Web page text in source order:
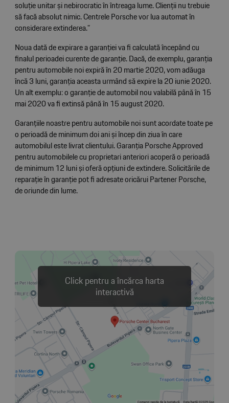
soluție unitar și nebirocratic în întreaga lume. Clienții nu trebuie
să facă absolut nimic. Centrele Porsche vor lua automat în
considerare extinderea.”
Noua dată de expirare a garanției va fi calculată începând cu
finalul perioadei curente de garanție. Dacă, de exemplu, garanția
pentru automobile noi expiră în 20 martie 2020, vom adăuga
încă 3 luni, garanția aceasta urmând să expire la 20 iunie 2020.
Un alt exemplu: o garanție de automobil nou valabilă până în 15
mai 2020 va fi extinsă până în 15 august 2020.
Garanțiile noastre pentru automobile noi sunt acordate toate pe
o perioadă de minimum doi ani și încep din ziua în care
automobilul este livrat clientului. Garanția Porsche Approved
pentru automobilele cu proprietari anteriori acoperă o perioadă
de minimum 12 luni și oferă opțiuni de extindere. Solicitările de
reparație în garanție pot fi adresate oricărui Partener Porsche,
de oriunde din lume.
Click pentru a încărca harta
interactivă